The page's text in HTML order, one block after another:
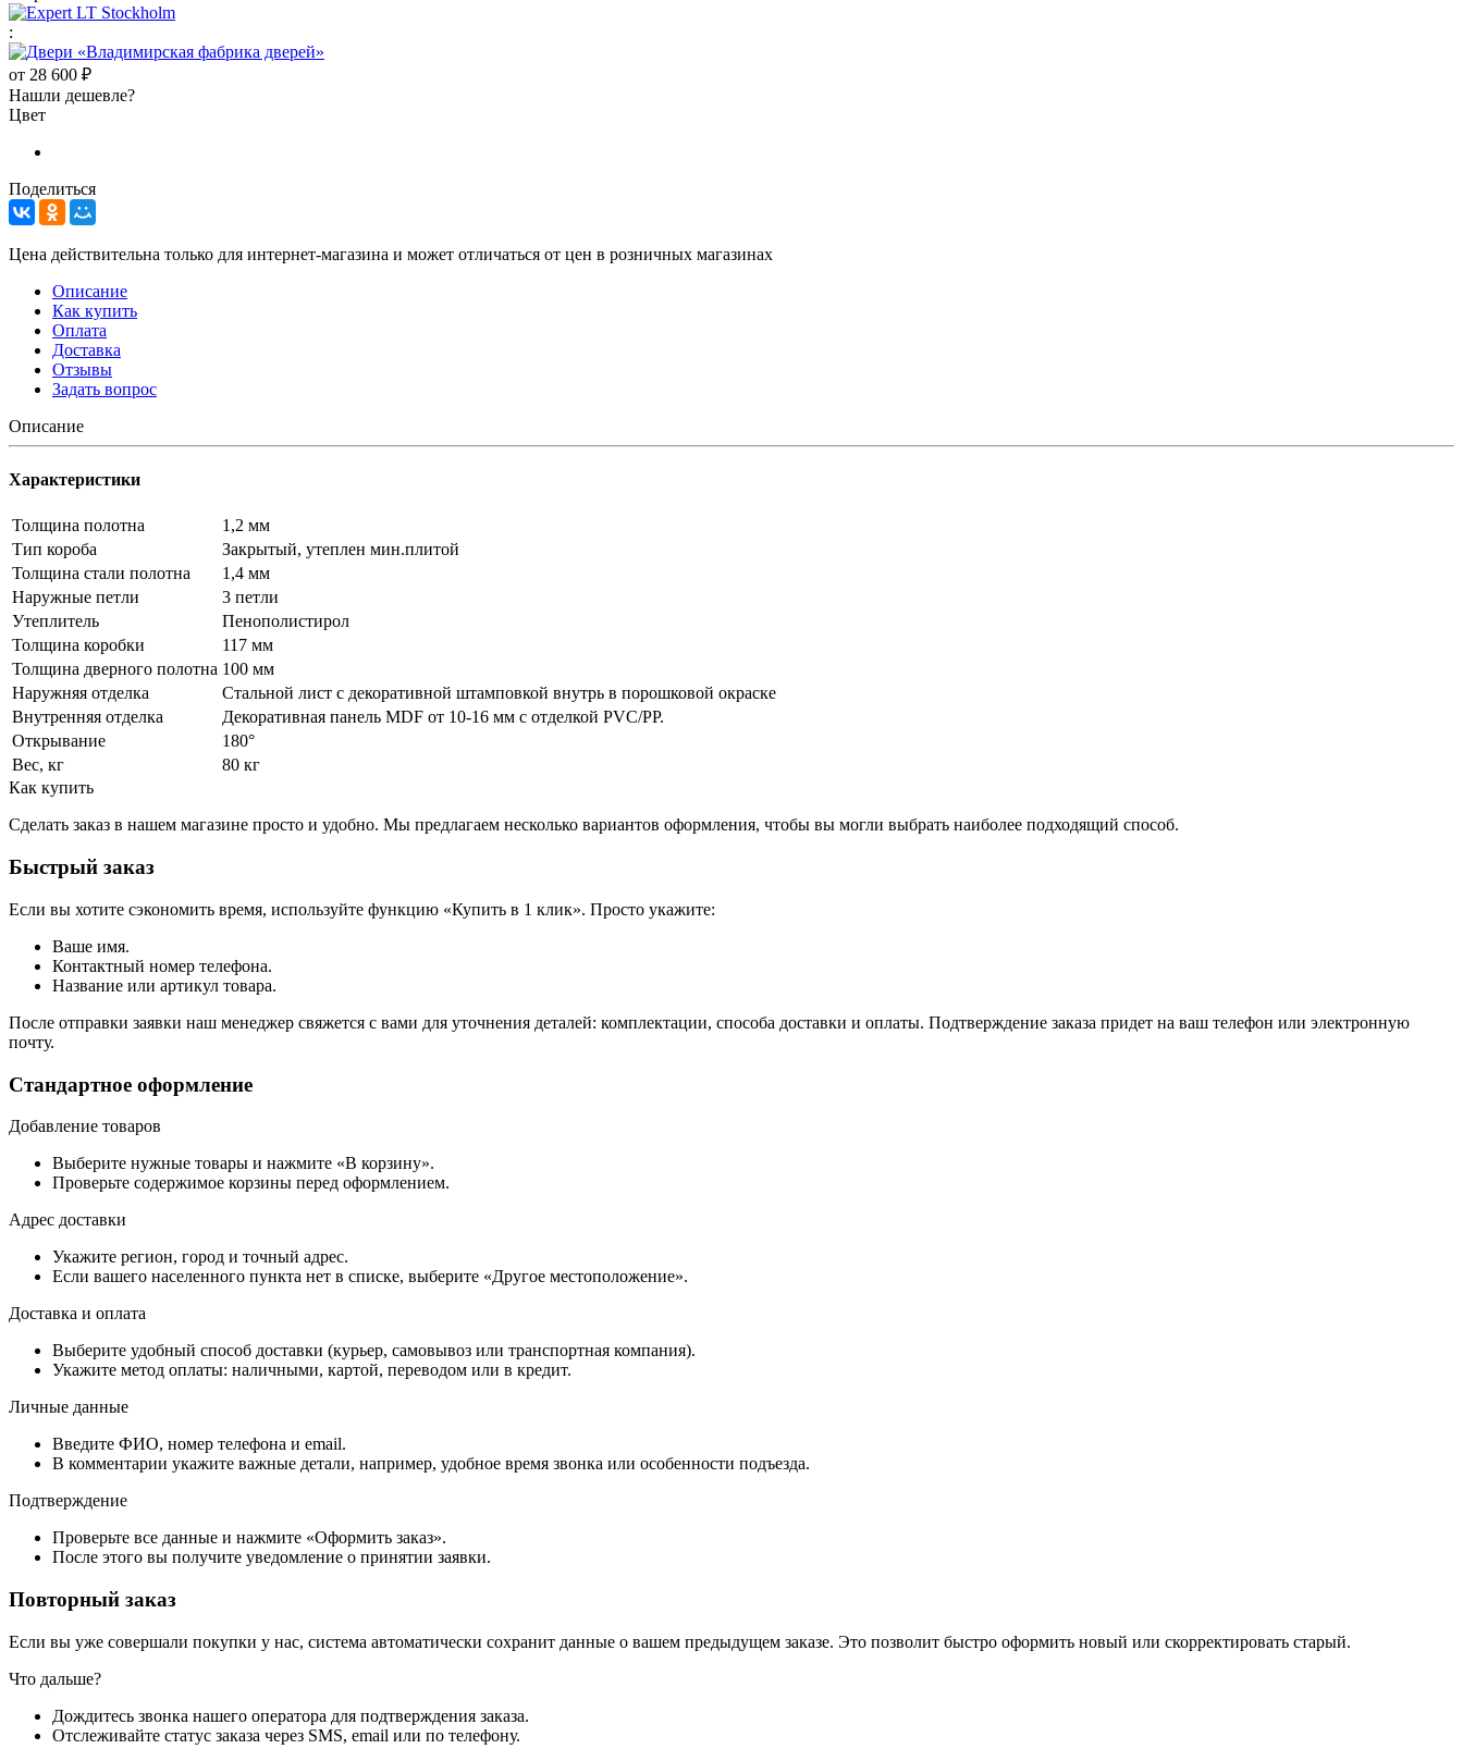
:
от 28 600 ₽
Нашли дешевле?
Цвет
Поделиться
Цена действительна только для интернет-магазина и может отличаться от цен в розничных магазинах
Описание
Как купить
Оплата
Доставка
Отзывы
Задать вопрос
Описание
Характеристики
Толщина полотна
1,2 мм
Тип короба
Закрытый, утеплен мин.плитой
Толщина стали полотна
1,4 мм
Наружные петли
3 петли
Утеплитель
Пенополистирол
Толщина коробки
117 мм
Толщина дверного полотна 100 мм
Наружняя отделка
Стальной лист c декоративной штамповкой внутрь в порошковой окраске
Внутренняя отделка
Декоративная панель MDF от 10-16 мм с отделкой PVC/PP.
Открывание
180°
Вес, кг
80 кг
Как купить
Сделать заказ в нашем магазине просто и удобно. Мы предлагаем несколько вариантов оформления, чтобы вы могли выбрать наиболее подходящий способ.
Быстрый заказ
Если вы хотите сэкономить время, используйте функцию «Купить в 1 клик». Просто укажите:
Ваше имя.
Контактный номер телефона.
Название или артикул товара.
После отправки заявки наш менеджер свяжется с вами для уточнения деталей: комплектации, способа доставки и оплаты. Подтверждение заказа придет на ваш телефон или электронную
почту.
Стандартное оформление
Добавление товаров
Выберите нужные товары и нажмите «В корзину».
Проверьте содержимое корзины перед оформлением.
Адрес доставки
Укажите регион, город и точный адрес.
Если вашего населенного пункта нет в списке, выберите «Другое местоположение».
Доставка и оплата
Выберите удобный способ доставки (курьер, самовывоз или транспортная компания).
Укажите метод оплаты: наличными, картой, переводом или в кредит.
Личные данные
Введите ФИО, номер телефона и email.
В комментарии укажите важные детали, например, удобное время звонка или особенности подъезда.
Подтверждение
Проверьте все данные и нажмите «Оформить заказ».
После этого вы получите уведомление о принятии заявки.
Повторный заказ
Если вы уже совершали покупки у нас, система автоматически сохранит данные о вашем предыдущем заказе. Это позволит быстро оформить новый или скорректировать старый.
Что дальше?
Дождитесь звонка нашего оператора для подтверждения заказа.
Отслеживайте статус заказа через SMS, email или по телефону.